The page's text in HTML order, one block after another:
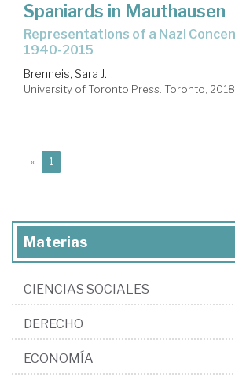
Spaniards in Mauthausen
representations of a Nazi Concentration Camps,
1940-2015
Brenneis, Sara J.
University of Toronto Press. Toronto, 2018
« 1
Materias
CIENCIAS SOCIALES
DERECHO
ECONOMÍA